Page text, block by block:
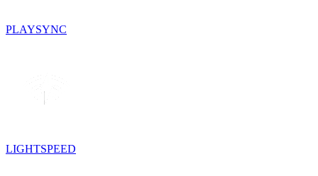
PLAYSYNC
LIGHTSPEED